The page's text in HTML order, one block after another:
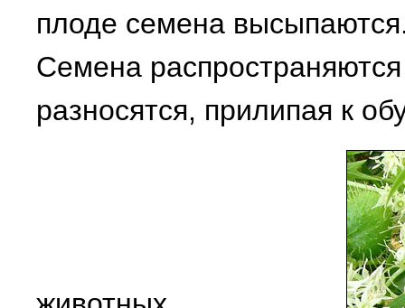
плоде семена
Семена
разносятся, прилипая к